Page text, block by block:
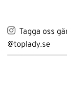
Tagga oss
@toplady.se